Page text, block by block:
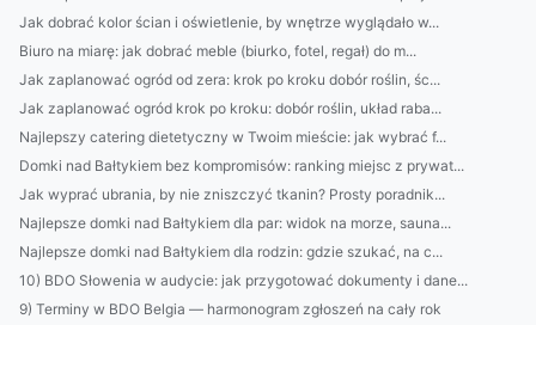
Jak dobrać kolor ścian i oświetlenie, by wnętrze wyglądało w...
Biuro na miarę: jak dobrać meble (biurko, fotel, regał) do m...
Jak zaplanować ogród od zera: krok po kroku dobór roślin, śc...
Jak zaplanować ogród krok po kroku: dobór roślin, układ raba...
Najlepszy catering dietetyczny w Twoim mieście: jak wybrać f...
Domki nad Bałtykiem bez kompromisów: ranking miejsc z prywat...
Jak wyprać ubrania, by nie zniszczyć tkanin? Prosty poradnik...
Najlepsze domki nad Bałtykiem dla par: widok na morze, sauna...
Najlepsze domki nad Bałtykiem dla rodzin: gdzie szukać, na c...
10) BDO Słowenia w audycie: jak przygotować dokumenty i dane...
9) Terminy w BDO Belgia — harmonogram zgłoszeń na cały rok